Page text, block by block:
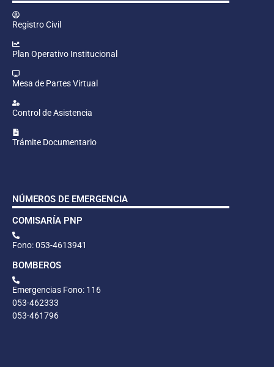
Registro Civil
Plan Operativo Institucional
Mesa de Partes Virtual
Control de Asistencia
Trámite Documentario
NÚMEROS DE EMERGENCIA
COMISARÍA PNP
Fono: 053-4613941
BOMBEROS
Emergencias Fono: 116
053-462333
053-461796